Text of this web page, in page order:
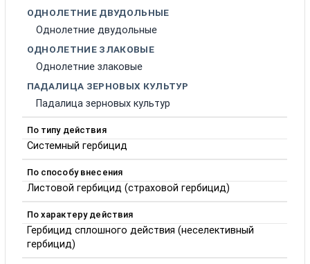
ОДНОЛЕТНИЕ ДВУДОЛЬНЫЕ
Однолетние двудольные
ОДНОЛЕТНИЕ ЗЛАКОВЫЕ
Однолетние злаковые
ПАДАЛИЦА ЗЕРНОВЫХ КУЛЬТУР
Падалица зерновых культур
По типу действия
Системный гербицид
По способу внесения
Листовой гербицид (страховой гербицид)
По характеру действия
Гербицид сплошного действия (неселективный
гербицид)